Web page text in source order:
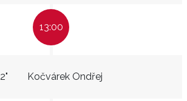
13:00
Kočvárek Ondřej
2"